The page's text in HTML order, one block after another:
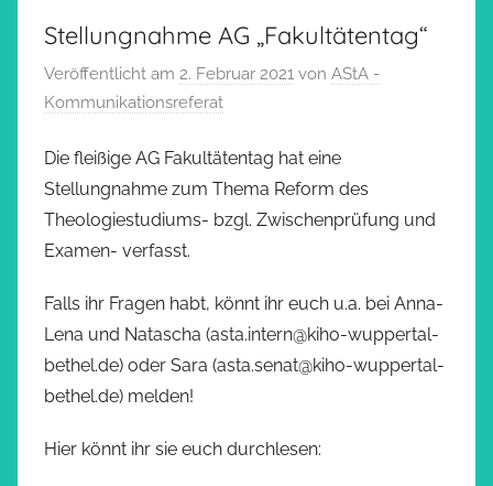
Stellungnahme AG „Fakultätentag“
Veröffentlicht am 2. Februar 2021 von AStA -
Kommunikationsreferat
Die fleißige AG Fakultätentag hat eine
Stellungnahme zum Thema Reform des
Theologiestudiums- bzgl. Zwischenprüfung und
Examen- verfasst.
Falls ihr Fragen habt, könnt ihr euch u.a. bei Anna-
Lena und Natascha (asta.intern@kiho-wuppertal-
bethel.de) oder Sara (asta.senat@kiho-wuppertal-
bethel.de) melden!
Hier könnt ihr sie euch durchlesen: